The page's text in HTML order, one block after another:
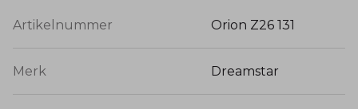
Artikelnummer Orion Z26 131
Merk Dreamstar